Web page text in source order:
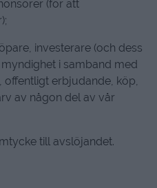
(för att
investerare (och dess
i samband med
erbjudande, köp,
av någon del av vår
till avslöjandet.